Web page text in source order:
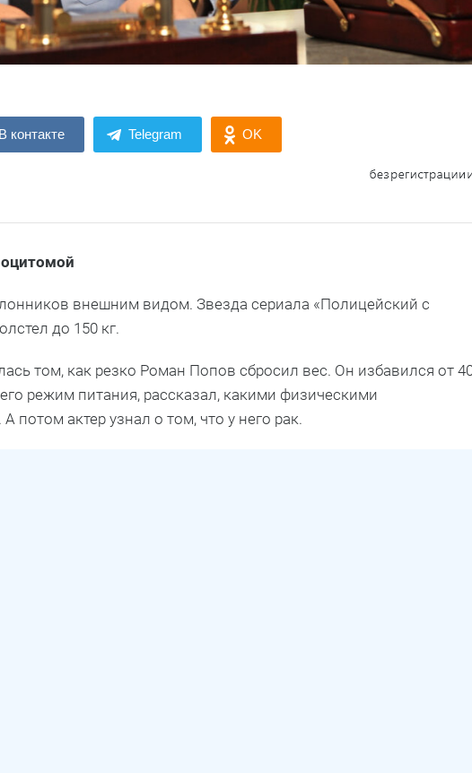
В контакте Telegram OK
внешним видом. Звезда сериала «Полицейский с
до 150 кг.
том, как резко Роман Попов сбросил вес. Он избавился от
режим питания, рассказал, какими физическими
потом актер узнал о том, что у него рак.